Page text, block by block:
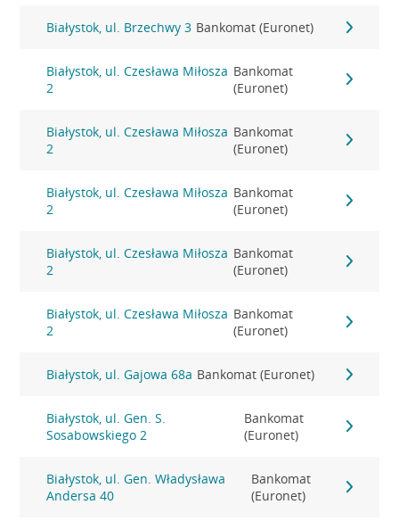
Białystok, ul. Brzechwy 3 Bankomat (Euronet)
Białystok, ul. Czesława Miłosza
2
Bankomat
(Euronet)
Białystok, ul. Czesława Miłosza
2
Bankomat
(Euronet)
Białystok, ul. Czesława Miłosza
2
Bankomat
(Euronet)
Białystok, ul. Czesława Miłosza
2
Bankomat
(Euronet)
Białystok, ul. Czesława Miłosza
2
Bankomat
(Euronet)
Białystok, ul. Gajowa 68a Bankomat (Euronet)
Białystok, ul. Gen. S.
Sosabowskiego 2
Bankomat
(Euronet)
Białystok, ul. Gen. Władysława
Andersa 40
Bankomat
(Euronet)